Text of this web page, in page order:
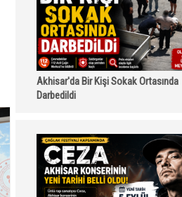
Akhisar'da Bir Kişi Sokak Ortasında
Darbedildi